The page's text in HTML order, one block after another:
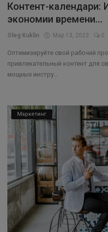
Контент-
экономии времени...
Oleg Kuklin Мар 13, 2023 0
Оптимизируйте свой рабочий
привлекательный контент для
мощных инстру...
Маркетинг